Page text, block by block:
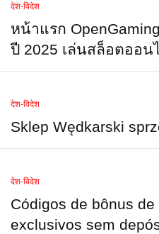
देश-विदेश
หน้าแรก
ปี 2025 เล่นสล็อตออน
देश-विदेश
Sklep Wędkarski
देश-विदेश
Códigos de bônus
exclusivos sem